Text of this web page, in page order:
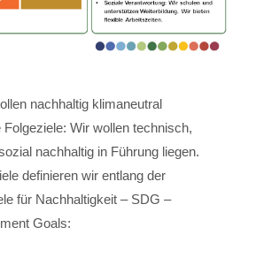
nachhaltig klimaneutral
Wir wollen technisch,
nachhaltig in Führung liegen.
definieren wir entlang der
für Nachhaltigkeit – SDG –
Goals: